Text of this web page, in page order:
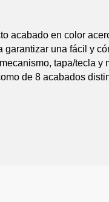
acabado en color
garantizar una fácil y
tapa/tecla y
de 8 acabados